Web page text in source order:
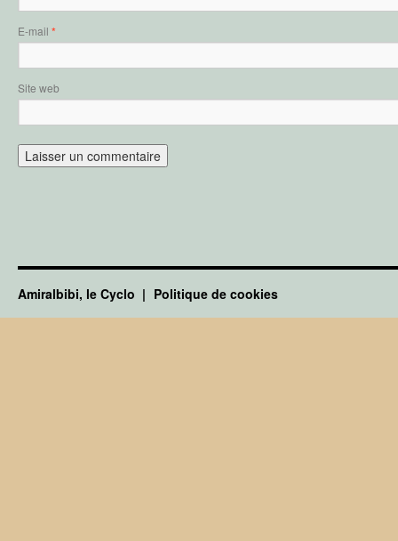
E-mail *
Site web
Amiralbibi, le Cyclo Politique de cookies